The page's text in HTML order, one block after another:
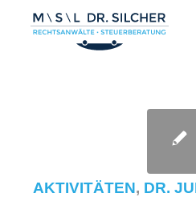
AKTIVITÄTEN, DR.